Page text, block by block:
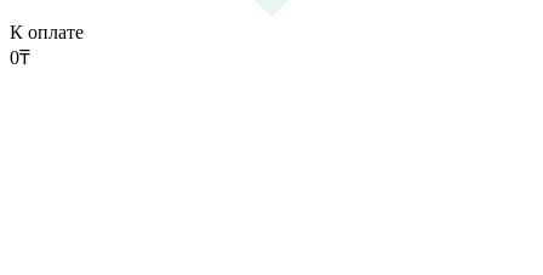
К оплате
0₸